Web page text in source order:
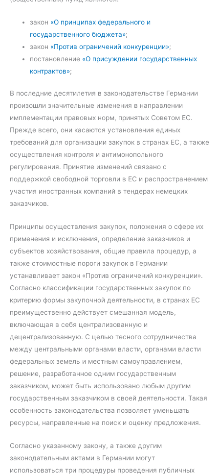
закон «О принципах федерального и
государственного бюджета»;
закон «Против ограничений конкуренции»;
постановление «О присуждении государственных
контрактов»;
В последние десятилетия в законодательстве Германии
произошли значительные изменения в направлении
имплементации правовых норм, принятых Советом ЕС.
Прежде всего, они касаются установления единых
требований для организации закупок в странах ЕС, а также
осуществления контроля и антимонопольного
регулирования. Принятие изменений связано с
поддержкой свободной торговли в ЕС и распространением
участия иностранных компаний в тендерах немецких
заказчиков.
Принципы осуществления закупок, положения о сфере их
применения и исключения, определение заказчиков и
субъектов хозяйствования, общие правила процедур, а
также стоимостные пороги закупок в Германии
устанавливает закон «Против ограничений конкуренции».
Согласно классификации государственных закупок по
критерию формы закупочной деятельности, в странах ЕС
преимущественно действует смешанная модель,
включающая в себя централизованную и
децентрализованную. С целью тесного сотрудничества
между центральными органами власти, органами власти
федеральных земель и местным самоуправлением,
решение, разработанное одним государственным
заказчиком, может быть использовано любым другим
государственным заказчиком в своей деятельности. Такая
особенность законодательства позволяет уменьшать
ресурсы, направленные на поиск и оценку предложения.
Согласно указанному закону, а также другим
законодательным актами в Германии могут
использоваться три процедуры проведения публичных